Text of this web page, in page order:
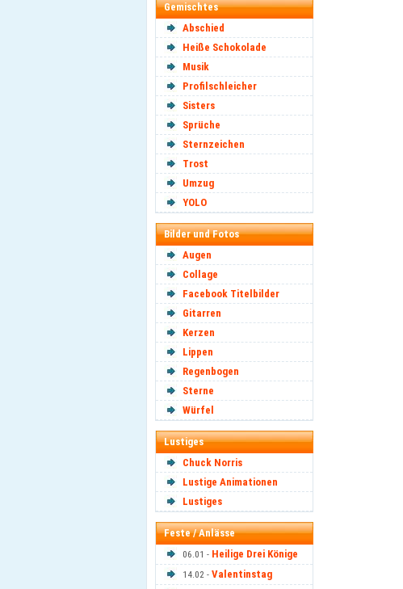
Gemischtes
Abschied
Heiße Schokolade
Musik
Profilschleicher
Sisters
Sprüche
Sternzeichen
Trost
Umzug
YOLO
Bilder und Fotos
Augen
Collage
Facebook Titelbilder
Gitarren
Kerzen
Lippen
Regenbogen
Sterne
Würfel
Lustiges
Chuck Norris
Lustige Animationen
Lustiges
Feste / Anlässe
06.01 - Heilige Drei Könige
14.02 - Valentinstag